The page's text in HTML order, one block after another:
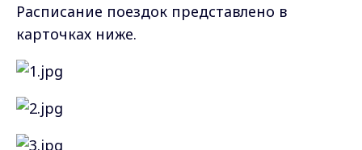
Расписание поездок представлено в
карточках ниже.